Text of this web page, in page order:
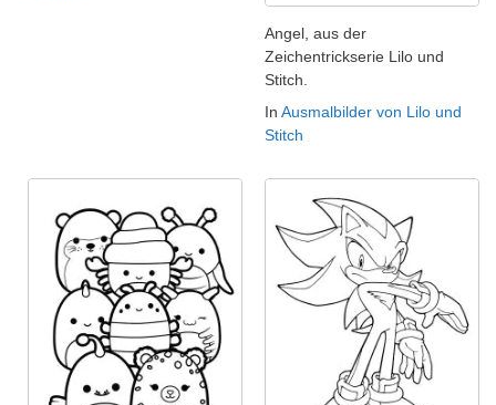
Angel, aus der
Zeichentrickserie Lilo und
Stitch.
In Ausmalbilder von Lilo und
Stitch